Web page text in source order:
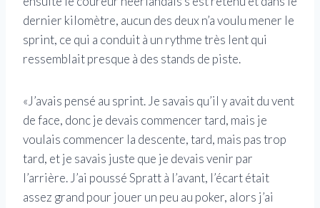
dernier kilomètre, aucun des deux n’a voulu mener le
sprint, ce qui a conduit à un rythme très lent qui
ressemblait presque à des stands de piste.
«J’avais pensé au sprint. Je savais qu’il y avait du vent
de face, donc je devais commencer tard, mais je
voulais commencer la descente, tard, mais pas trop
tard, et je savais juste que je devais venir par
l’arrière. J’ai poussé Spratt à l’avant, l’écart était
assez grand pour jouer un peu au poker, alors j’ai